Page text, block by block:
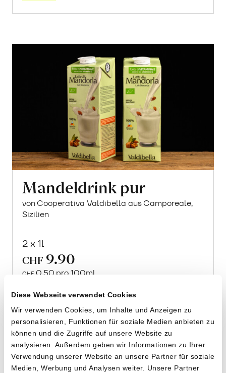
Diese Webseite verwendet Cookies
Wir verwenden Cookies, um Inhalte und Anzeigen zu
personalisieren, Funktionen für soziale Medien anbieten zu
können und die Zugriffe auf unsere Website zu
analysieren. Außerdem geben wir Informationen zu Ihrer
Verwendung unserer Website an unsere Partner für soziale
Medien, Werbung und Analysen weiter. Unsere Partner
Mandeldrink pur
von Cooperativa Valdibella aus Camporeale,
Sizilien
2 x 1l
CHF 9.90
CHF0.50 pro 100ml
den
Warenkorb